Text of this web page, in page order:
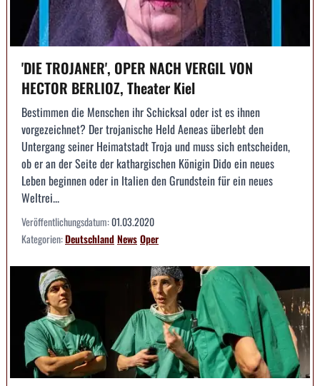
'DIE TROJANER', OPER NACH VERGIL VON
HECTOR BERLIOZ, Theater Kiel
Bestimmen die Menschen ihr Schicksal oder ist es ihnen
vorgezeichnet? Der trojanische Held Aeneas überlebt den
Untergang seiner Heimatstadt Troja und muss sich entscheiden,
ob er an der Seite der kathargischen Königin Dido ein neues
Leben beginnen oder in Italien den Grundstein für ein neues
Weltrei...
Veröffentlichungsdatum:01.03.2020
Kategorien:DeutschlandNewsOper